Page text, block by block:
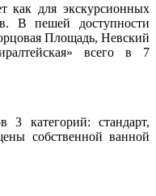
как для экскурсионных
В пешей доступности
Площадь, Невский
всего в 7
3 категорий: стандарт,
собственной ванной